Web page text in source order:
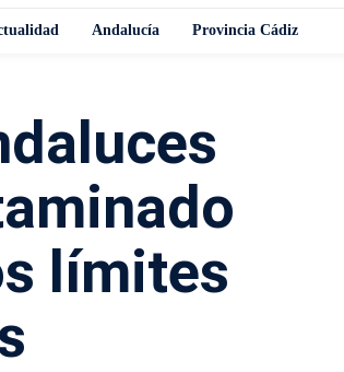
Andalucía Provincia Cádiz
límites